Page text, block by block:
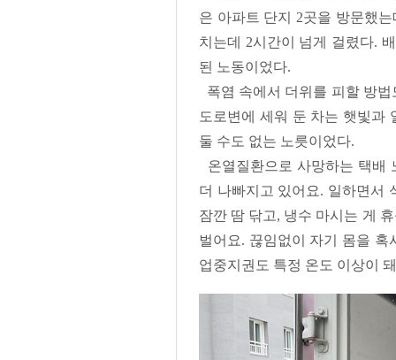
은 아파트 단지 2곳을 방문했
치는데 2시간이 넘게 걸렸다.
된 노동이었다.
폭염 속에서 더위를 피할 방
도로변에 세워 둔 차는 햇빛과
둘 수도 없는 노릇이었다.
온열질환으로 사망하는 택배
더 나빠지고 있어요. 일하면서
잠깐 땀 닦고, 냉수 마시는 게
벌어요. 끊임없이 자기 몸을
업중지권도 특정 온도 이상이